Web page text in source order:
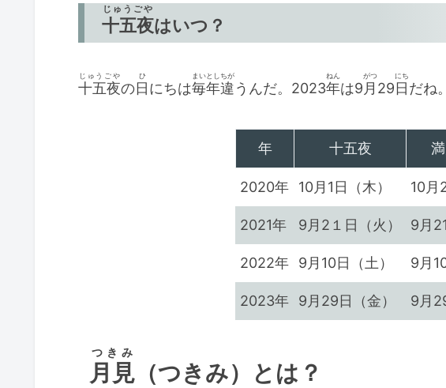
十五夜
じゅうごや
はいつ？
十五夜
じゅうごや
の日
ひ
にちは毎年
まいとし
違
ちが
うんだ。2023年
ねん
は9月
がつ
29日
にち
だね。
年 十五夜
2020年 10月1日（木） 10月
2021年 9月2１日（火） 9月
2022年 9月10日（土） 9月
2023年 9月29日（金） 9月
月見
つきみ
（つきみ）とは？